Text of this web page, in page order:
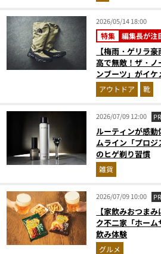
2026/05/14 18:00
特集 編集長が注
【梅雨・ゲリラ
高で無敵！ザ・
ンブーツ」がイ
編集長『コレ買い
アウトドア 靴
2026/07/09 12:00 PR
ルーティンが感
ムライン「プロ
のヒゲ剃り習慣
雑貨
2026/07/09 10:00 PR
【家飲みおつま
ク不二家「ホー
飲み体験
グルメ